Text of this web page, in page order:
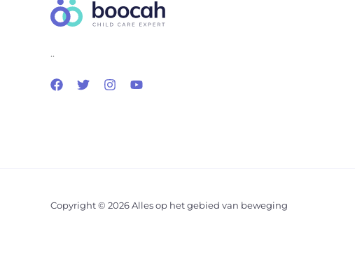
..
Copyright © 2026 Alles op het gebied van beweging